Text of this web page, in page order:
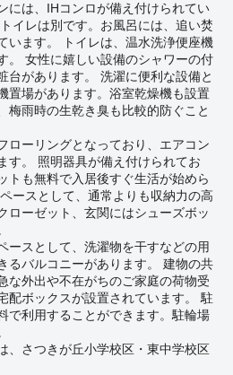
には、IHコンロが備え付けられてい
イレは別です。お風呂には、追い焚
います。 トイレは、温水洗浄便座機
。 女性に嬉しい設備のシャワーの付
台があります。 洗濯に便利な設備と
置場があります。浴室乾燥機も設置
梅雨時の生乾き臭も比較的防ぐこと
ローリングとなっており、エアコン
す。 照明器具が備え付けられてお
トも無料で入居後すぐ生活が始めら
ースとして、通常よりも収納力の高
ローゼット、玄関にはシューズボッ
ースとして、洗濯物を干すなどの用
るバルコニーがあります。 建物の共
な外出や不在がちのご家庭の荷物受
配ボックスが設置されています。 駐
で利用することができます。駐輪場
、さつきが丘小学校区・東中学校区